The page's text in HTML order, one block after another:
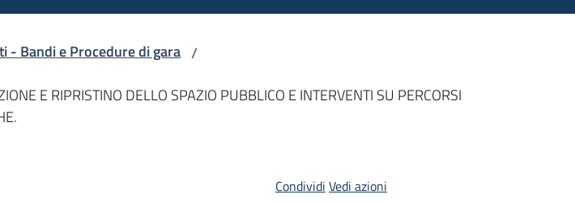
- Bandi e Procedure di gara /
E RIPRISTINO DELLO SPAZIO PUBBLICO E INTERVENTI SU PERCORSI
Condividi Vedi azioni